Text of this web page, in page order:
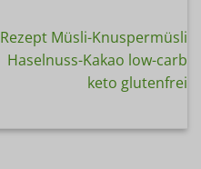
Rezept Müsli-Knuspermüsli
Haselnuss-Kakao low-carb
keto glutenfrei